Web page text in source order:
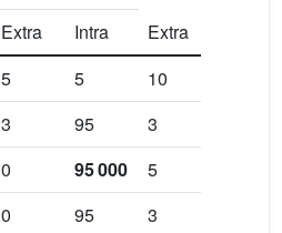
Extra Intra Extra
5 5 10
3 95 3
0 95000 5
0 95 3